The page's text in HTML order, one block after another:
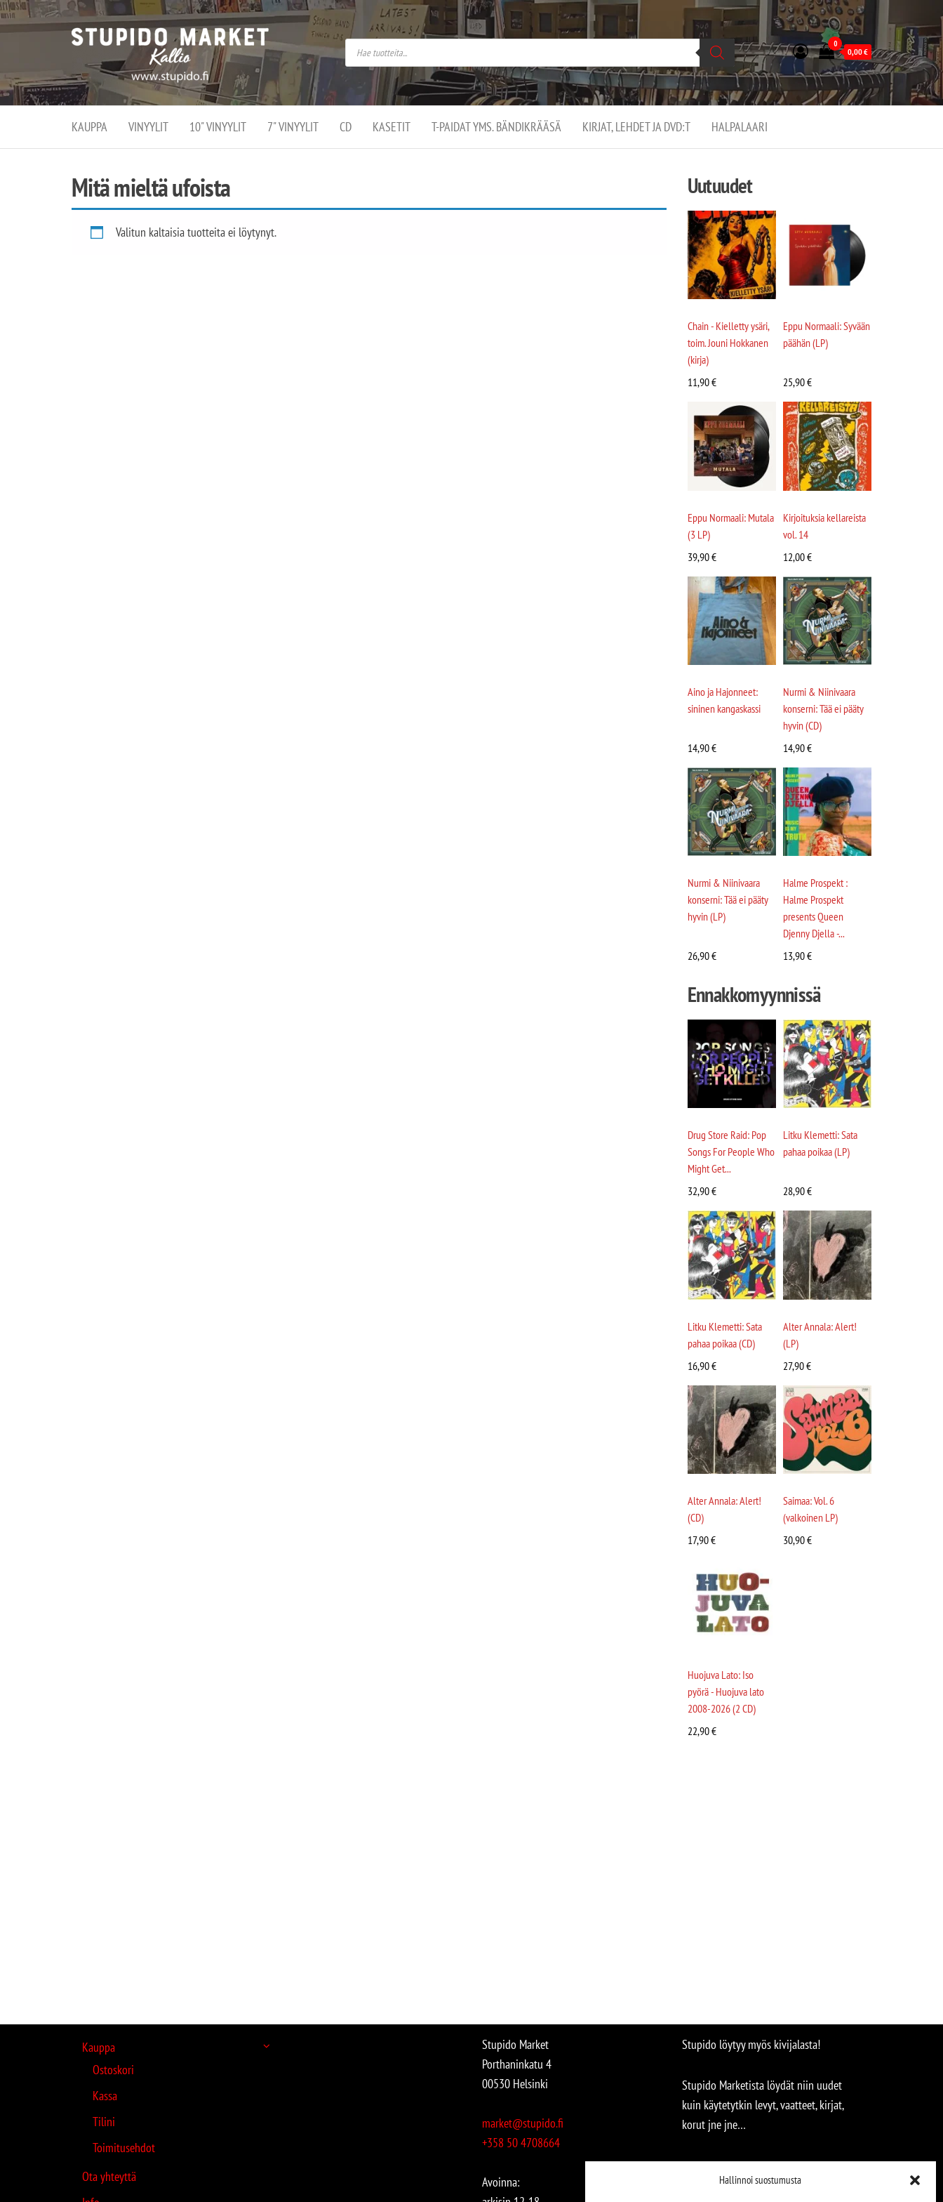
Hallinnoi suostumusta
Stupido
Market –
verkossa
ja
kivijalassa
Stupido Market on
vaihtoehtomusaan
erikoistunut
verkko- sekä
kivijalkakauppa
Helsingissä
Kallion
0
0,00€
KAUPPA VINYYLIT 10" VINYYLIT 7" VINYYLIT CD KASETIT T-PAIDAT YMS. BÄNDIKRÄÄSÄ KIRJAT, LEHDET JA DVD:T HALPALAARI
Mitä mieltä ufoista
Valitun kaltaisia tuotteita ei löytynyt.
Uutuudet
Chain - Kielletty ysäri,
toim. Jouni Hokkanen
(kirja)
11,90€
Eppu Normaali: Syvään
päähän (LP)
25,90€
Eppu Normaali: Mutala
(3 LP)
39,90€
Kirjoituksia kellareista
vol. 14
12,00€
Aino ja Hajonneet:
sininen kangaskassi
14,90€
Nurmi & Niinivaara
konserni: Tää ei pääty
hyvin (CD)
14,90€
Nurmi & Niinivaara
konserni: Tää ei pääty
hyvin (LP)
26,90€
Halme Prospekt :
Halme Prospekt
presents Queen
Djenny Djella -...
13,90€
Ennakkomyynnissä
Drug Store Raid: Pop
Songs For People Who
Might Get...
32,90€
Litku Klemetti: Sata
pahaa poikaa (LP)
28,90€
Litku Klemetti: Sata
pahaa poikaa (CD)
16,90€
Alter Annala: Alert!
(LP)
27,90€
Alter Annala: Alert!
(CD)
17,90€
Saimaa: Vol. 6
(valkoinen LP)
30,90€
Huojuva Lato: Iso
pyörä - Huojuva lato
2008-2026 (2 CD)
22,90€
Kauppa
Ostoskori
Kassa
Tilini
Toimitusehdot
Ota yhteyttä
Stupido Market
Porthaninkatu 4
00530 Helsinki
market@stupido.fi
+358 50 4708664
Avoinna:
Stupido löytyy myös kivijalasta!
Stupido Marketista löydät niin uudet
kuin käytetytkin levyt, vaatteet, kirjat,
korut jne jne…